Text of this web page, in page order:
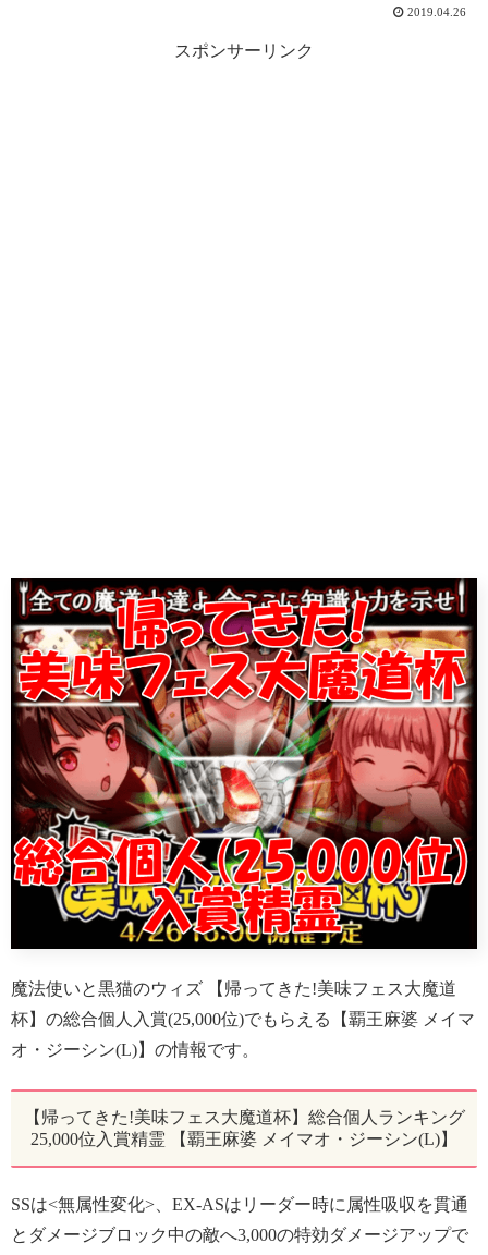
2019.04.26
スポンサーリンク
魔法使いと黒猫のウィズ 【帰ってきた!美味フェス大魔道
杯】の総合個人入賞(25,000位)でもらえる【覇王麻婆 メイマ
オ・ジーシン(L)】の情報です。
【帰ってきた!美味フェス大魔道杯】総合個人ランキング
25,000位入賞精霊 【覇王麻婆 メイマオ・ジーシン(L)】
SSは<無属性変化>、EX-ASはリーダー時に属性吸収を貫通
とダメージブロック中の敵へ3,000の特効ダメージアップで